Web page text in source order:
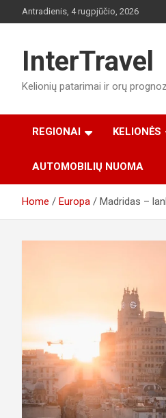
to
Antradienis, 4 rugpjūčio, 2026
InterTravel
Kelionių patarimai ir orų
REGIONAI KELIONĖS
AUTOMOBILIŲ NUOMA
Home Europa Madridas –